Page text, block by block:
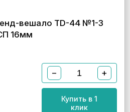
вешало TD-44 №1-3
16мм
− +
Купить в 1
клик